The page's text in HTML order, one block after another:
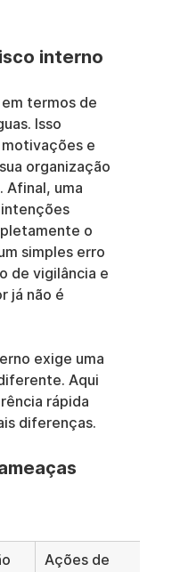
interno
em termos de
Isso
e
organização
Afinal, uma
o
simples erro
de vigilância e
já não é
exige uma
Aqui
rápida
diferenças.
Ações de